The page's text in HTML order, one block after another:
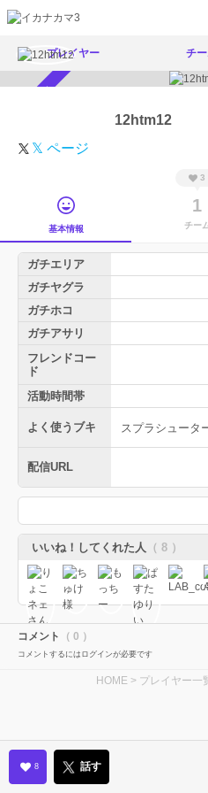
プレイヤー チ
12htm12
𝕏 ページ
基本情報
3
1
チー
ガチエリア
ガチヤグラ
ガチホコ
ガチアサリ
フレンドコー
ド
活動時間帯
よく使うブキ スプラシュータ
配信URL
いいね！してくれた人 （ 8 ）
コメント （ 0 ）
コメントするにはログインが必要です
HOME > プレイヤー一
8 話す